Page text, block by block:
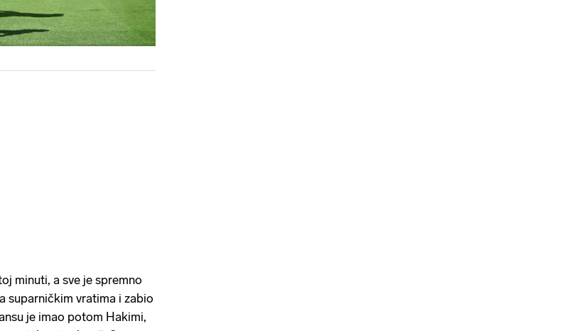
minuti, a sve je spremno
suparničkim vratima i zabio
je imao potom Hakimi,